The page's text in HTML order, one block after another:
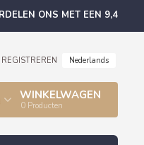
ONS MET EEN 9,4
REGISTREREN Nederlands
WINKELWAGEN
0 Producten